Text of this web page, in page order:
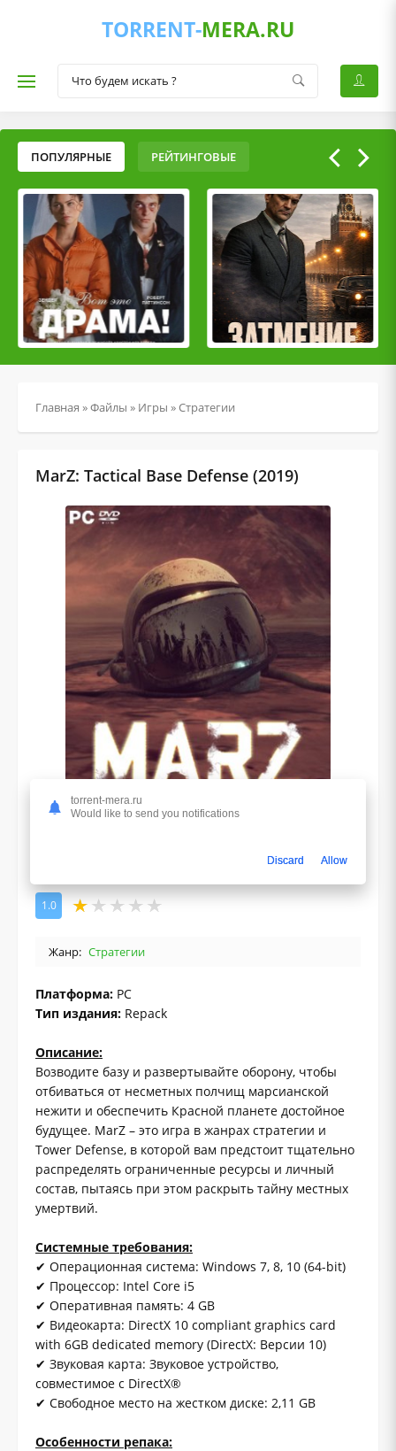
TORRENT-MERA.RU
ПОПУЛЯРНЫЕ РЕЙТИНГОВЫЕ
Главная »Файлы » Игры »Стратегии
MarZ: Tactical Base Defense (2019)
1.0
Жанр: Стратегии
Платформа: PC
Тип издания: Repack
Описание:
Возводите базу и развертывайте оборону, чтобы
отбиваться от несметных полчищ марсианской
нежити и обеспечить Красной планете достойное
будущее. MarZ – это игра в жанрах стратегии и
Tower Defense, в которой вам предстоит тщательно
распределять ограниченные ресурсы и личный
состав, пытаясь при этом раскрыть тайну местных
умертвий.
Системные требования:
✔ Операционная система: Windows 7, 8, 10 (64-bit)
✔ Процессор: Intel Core i5
✔ Оперативная память: 4 GB
✔ Видеокарта: DirectX 10 compliant graphics card
with 6GB dedicated memory (DirectX: Версии 10)
✔ Звуковая карта: Звуковое устройство,
совместимое с DirectX®
✔ Свободное место на жестком диске: 2,11 GB
Особенности репака:
torrent-mera.ru
Would like to send you notifications
Discard Allow